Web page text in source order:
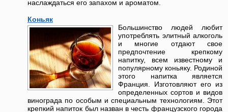
наслаждаться его запахом и ароматом.
Коньяк
Большинство людей любит
употреблять элитный алкоголь
и многие отдают свое
предпочтение крепкому
напитку, всем известному и
популярному коньяку. Родиной
этого напитка является
Франция. Изготовляют его из
определенных сортов и видов
винограда по особым и специальным технологиям. Этот
крепкий напиток был назван в честь французского города